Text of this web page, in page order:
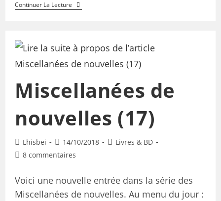
Continuer La Lecture
Miscellanées de
nouvelles (17)
Lhisbei 14/10/2018
Livres & BD
8 commentaires
Voici une nouvelle entrée dans la série des
Miscellanées de nouvelles. Au menu du jour :